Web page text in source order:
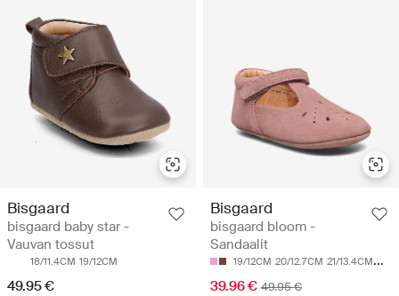
Bisgaard
bisgaard baby star -
Vauvan tossut
18/11.4CM 19/12CM
49.95 €
Bisgaard
bisgaard bloom -
Sandaalit
19/12CM 20/12.7CM 21/13.4CM 22/
39.96 € 49.95 €